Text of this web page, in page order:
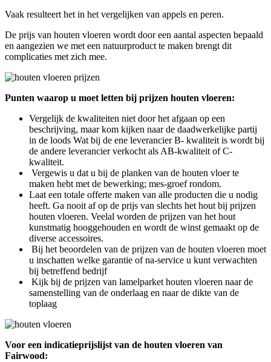
Vaak resulteert het in het vergelijken van appels en peren.
De prijs van houten vloeren wordt door een aantal aspecten bepaald
en aangezien we met een natuurproduct te maken brengt dit
complicaties met zich mee.
Punten waarop u moet letten bij prijzen houten vloeren:
Vergelijk de kwaliteiten niet door het afgaan op een
beschrijving, maar kom kijken naar de daadwerkelijke partij
in de loods Wat bij de ene leverancier B- kwaliteit is wordt bij
de andere leverancier verkocht als AB-kwaliteit of C-
kwaliteit.
Vergewis u dat u bij de planken van de houten vloer te
maken hebt met de bewerking; mes-groef rondom.
Laat een totale offerte maken van alle producten die u nodig
heeft. Ga nooit af op de prijs van slechts het hout bij prijzen
houten vloeren. Veelal worden de prijzen van het hout
kunstmatig hooggehouden en wordt de winst gemaakt op de
diverse accessoires.
Bij het beoordelen van de prijzen van de houten vloeren moet
u inschatten welke garantie of na-service u kunt verwachten
bij betreffend bedrijf
Kijk bij de prijzen van lamelparket houten vloeren naar de
samenstelling van de onderlaag en naar de dikte van de
toplaag
Voor een indicatieprijslijst van de houten vloeren van
Fairwood: